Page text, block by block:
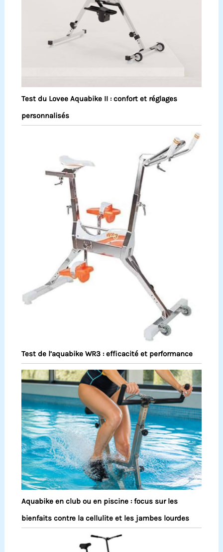
Test du Lovee Aquabike II : confort et réglages
personnalisés
Test de l’aquabike WR3 : efficacité et performance
Aquabike en club ou en piscine : focus sur les
bienfaits contre la cellulite et les jambes lourdes